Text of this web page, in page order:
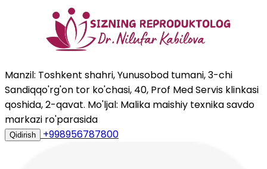
Manzil: Toshkent shahri, Yunusobod tumani, 3-chi
Sandiqqo'rg'on tor ko'chasi, 40, Prof Med Servis klinkasi
qoshida, 2-qavat. Mo'ljal: Malika maishiy texnika savdo
markazi ro'parasida
Qidirish +998956787800